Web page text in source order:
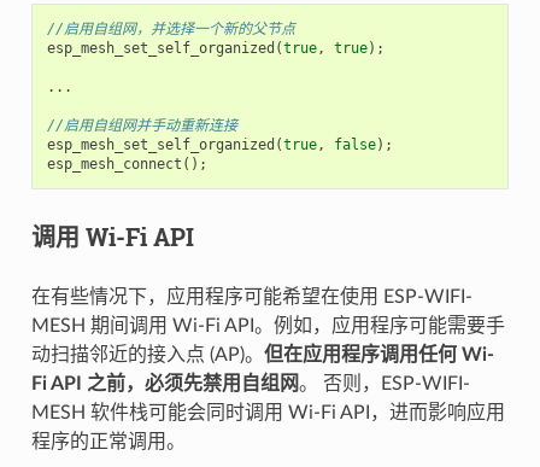
//启用自组网，并选择一个新的父节点
esp_mesh_set_self_organized (true, true);
...
//启用自组网并手动重新连接
esp_mesh_set_self_organized (true, false);
esp_mesh_connect ();
调用 Wi-Fi API
在有些情况下，应用程序可能希望在使用 ESP-WIFI-
MESH 期间调用 Wi-Fi API。例如，应用程序可能需要手
动扫描邻近的接入点 (AP)。 但在应用程序调用任何 Wi-
Fi API 之前，必须先禁用自组网。 否则，ESP-WIFI-
MESH 软件栈可能会同时调用 Wi-Fi API，进而影响应用
程序的正常调用。